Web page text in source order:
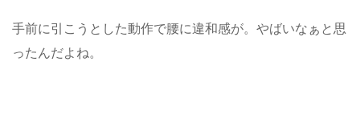
手前に引こうとした動作で腰に違和感が。やばいなぁと思
ったんだよね。